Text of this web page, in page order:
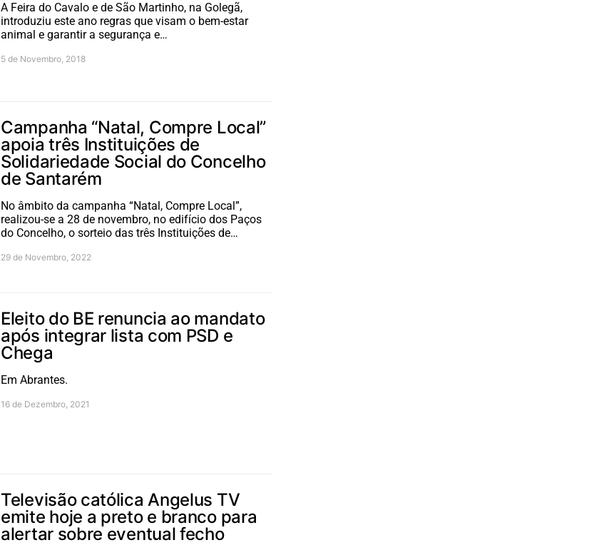
A Feira do Cavalo e de São Martinho, na Golegã,
introduziu este ano regras que visam o bem-estar
animal e garantir a segurança e…
5 de Novembro, 2018
Campanha “Natal, Compre Local”
apoia três Instituições de
Solidariedade Social do Concelho
de Santarém
No âmbito da campanha “Natal, Compre Local”,
realizou-se a 28 de novembro, no edifício dos Paços
do Concelho, o sorteio das três Instituições de…
29 de Novembro, 2022
Eleito do BE renuncia ao mandato
após integrar lista com PSD e
Chega
Em Abrantes.
16 de Dezembro, 2021
Televisão católica Angelus TV
emite hoje a preto e branco para
alertar sobre eventual fecho